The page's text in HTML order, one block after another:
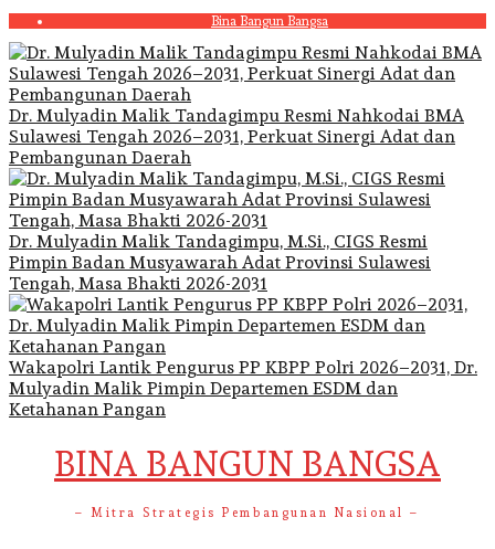
Skip
to
content
Bina Bangun Bangsa
Dr. Mulyadin Malik Tandagimpu Resmi Nahkodai BMA
Sulawesi Tengah 2026–2031, Perkuat Sinergi Adat dan
Pembangunan Daerah
Dr. Mulyadin Malik Tandagimpu, M.Si., CIGS Resmi
Pimpin Badan Musyawarah Adat Provinsi Sulawesi
Tengah, Masa Bhakti 2026-2031
Wakapolri Lantik Pengurus PP KBPP Polri 2026–2031, Dr.
Mulyadin Malik Pimpin Departemen ESDM dan
Ketahanan Pangan
BINA BANGUN BANGSA
– Mitra Strategis Pembangunan Nasional –